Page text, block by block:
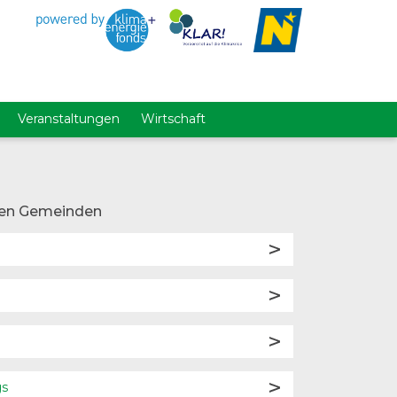
Veranstaltungen Wirtschaft
Gemeinden